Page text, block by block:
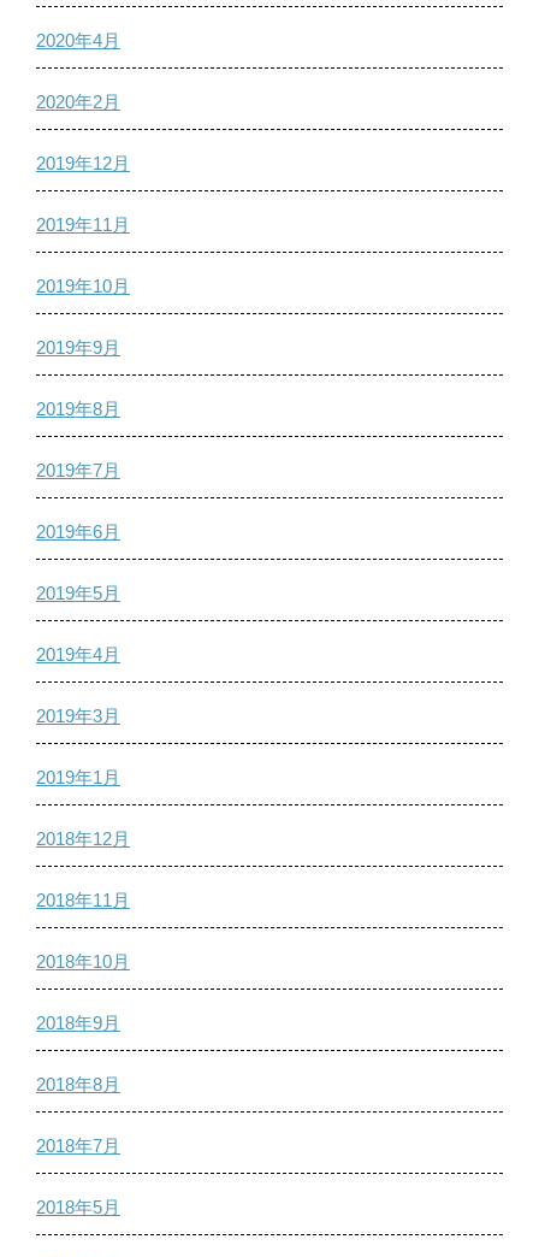
2020年4月
2020年2月
2019年12月
2019年11月
2019年10月
2019年9月
2019年8月
2019年7月
2019年6月
2019年5月
2019年4月
2019年3月
2019年1月
2018年12月
2018年11月
2018年10月
2018年9月
2018年8月
2018年7月
2018年5月